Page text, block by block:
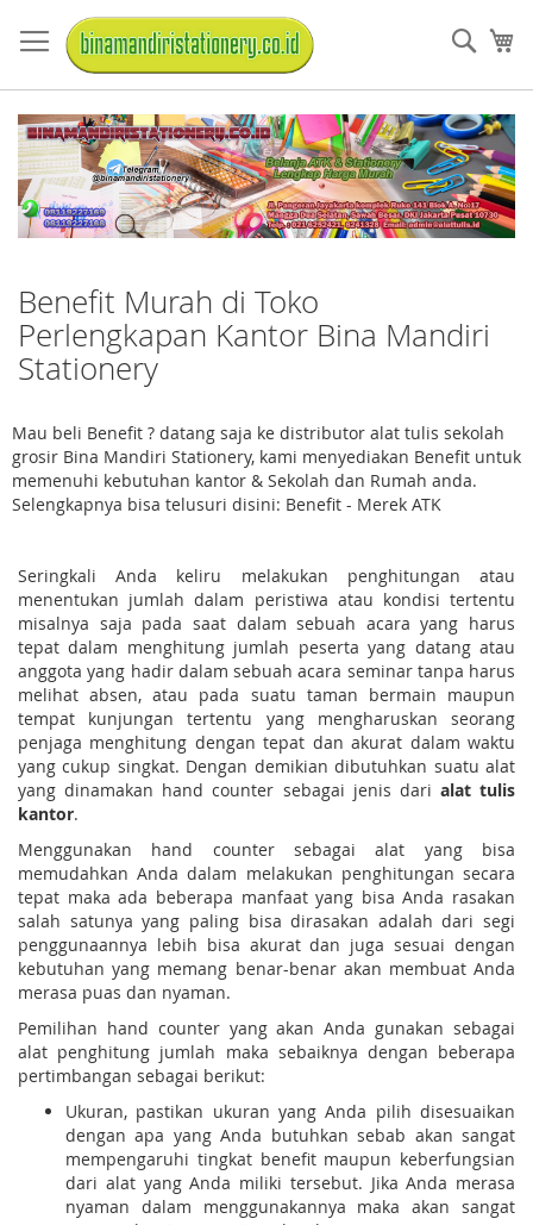
to
Content
Benefit Murah di Toko
Perlengkapan Kantor Bina Mandiri
Stationery
Mau beli Benefit ? datang saja ke distributor alat tulis sekolah
grosir Bina Mandiri Stationery, kami menyediakan Benefit untuk
memenuhi kebutuhan kantor & Sekolah dan Rumah anda.
Selengkapnya bisa telusuri disini: Benefit - Merek ATK
Seringkali Anda keliru melakukan penghitungan atau
menentukan jumlah dalam peristiwa atau kondisi tertentu
misalnya saja pada saat dalam sebuah acara yang harus
tepat dalam menghitung jumlah peserta yang datang atau
anggota yang hadir dalam sebuah acara seminar tanpa harus
melihat absen, atau pada suatu taman bermain maupun
tempat kunjungan tertentu yang mengharuskan seorang
penjaga menghitung dengan tepat dan akurat dalam waktu
yang cukup singkat. Dengan demikian dibutuhkan suatu alat
yang dinamakan hand counter sebagai jenis dari alat tulis
kantor.
Menggunakan hand counter sebagai alat yang bisa
memudahkan Anda dalam melakukan penghitungan secara
tepat maka ada beberapa manfaat yang bisa Anda rasakan
salah satunya yang paling bisa dirasakan adalah dari segi
penggunaannya lebih bisa akurat dan juga sesuai dengan
kebutuhan yang memang benar-benar akan membuat Anda
merasa puas dan nyaman.
Pemilihan hand counter yang akan Anda gunakan sebagai
alat penghitung jumlah maka sebaiknya dengan beberapa
pertimbangan sebagai berikut:
Ukuran, pastikan ukuran yang Anda pilih disesuaikan
dengan apa yang Anda butuhkan sebab akan sangat
mempengaruhi tingkat benefit maupun keberfungsian
dari alat yang Anda miliki tersebut. Jika Anda merasa
nyaman dalam menggunakannya maka akan sangat